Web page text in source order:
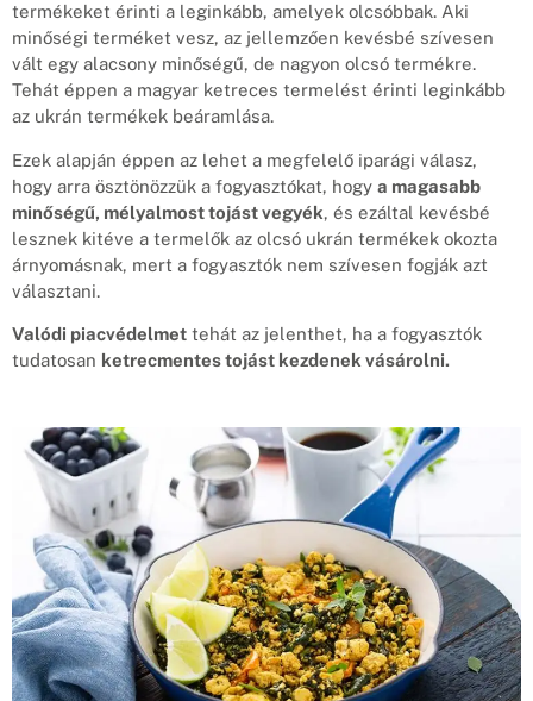
termékeket érinti a leginkább, amelyek olcsóbbak. Aki
minőségi terméket vesz, az jellemzően kevésbé szívesen
vált egy alacsony minőségű, de nagyon olcsó termékre.
Tehát éppen a magyar ketreces termelést érinti leginkább
az ukrán termékek beáramlása.
Ezek alapján éppen az lehet a megfelelő iparági válasz,
hogy arra ösztönözzük a fogyasztókat, hogy a magasabb
minőségű, mélyalmost tojást vegyék, és ezáltal kevésbé
lesznek kitéve a termelők az olcsó ukrán termékek okozta
árnyomásnak, mert a fogyasztók nem szívesen fogják azt
választani.
Valódi piacvédelmet tehát az jelenthet, ha a fogyasztók
tudatosan ketrecmentes tojást kezdenek vásárolni.